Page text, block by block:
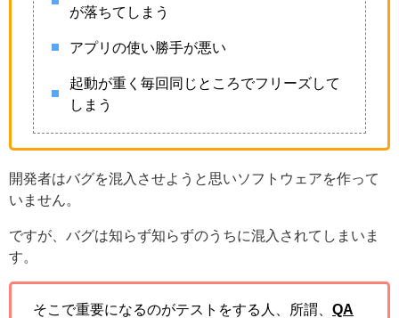
が落ちてしまう
アプリの使い勝手が悪い
起動が重く毎回同じところでフリーズして
しまう
開発者はバグを混入させようと思いソフトウェアを作って
いません。
ですが、バグは知らず知らずのうちに混入されてしまいま
す。
そこで重要になるのがテストをする人、所謂、 QA